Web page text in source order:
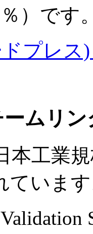
％）です
プレス)
ムリ
本工業
ていま